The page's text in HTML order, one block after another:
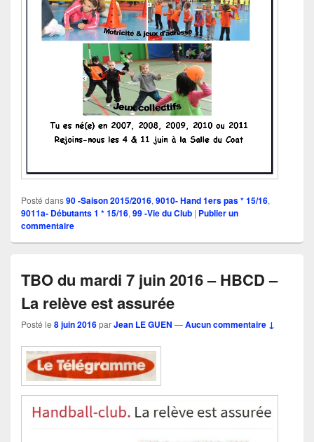
Posté dans90 -Saison 2015/2016, 9010- Hand 1ers pas * 15/16,
9011a- Débutants 1 * 15/16, 99 -Vie du Club | Publier un
commentaire
TBO du mardi 7 juin 2016 – HBCD –
La relève est assurée
Posté le 8 juin 2016parJean LE GUEN —Aucun commentaire ↓